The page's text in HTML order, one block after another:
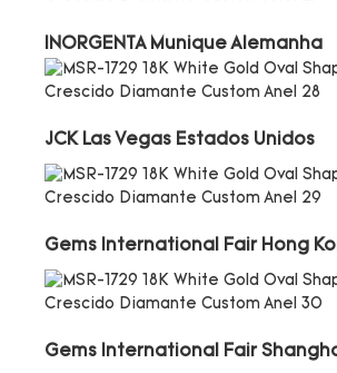
INORGENTA Munique Alemanha
JCK Las Vegas Estados Unidos
Gems International Fair Hong
Gems International Fair